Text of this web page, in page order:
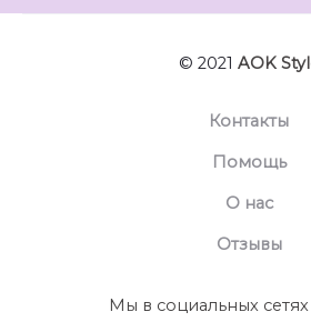
© 2021 AOK
Контакты
Помощь
О нас
Отзывы
Мы в социальных сетях